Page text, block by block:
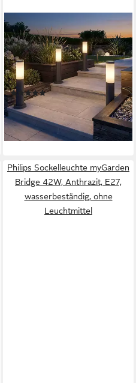
GLOBO LIGHTING
Sockelleuchten, Leuchtmittel
nicht inklusive, 4x Außen
Sockel Leuchten anthrazit
Terrassen Beleuchtung
(1)
79,90 €
lieferbar - in 2-3 Werktagen bei dir
Philips Sockelleuchte myGarden
Bridge 42W, Anthrazit, E27,
wasserbeständig, ohne
Leuchtmittel